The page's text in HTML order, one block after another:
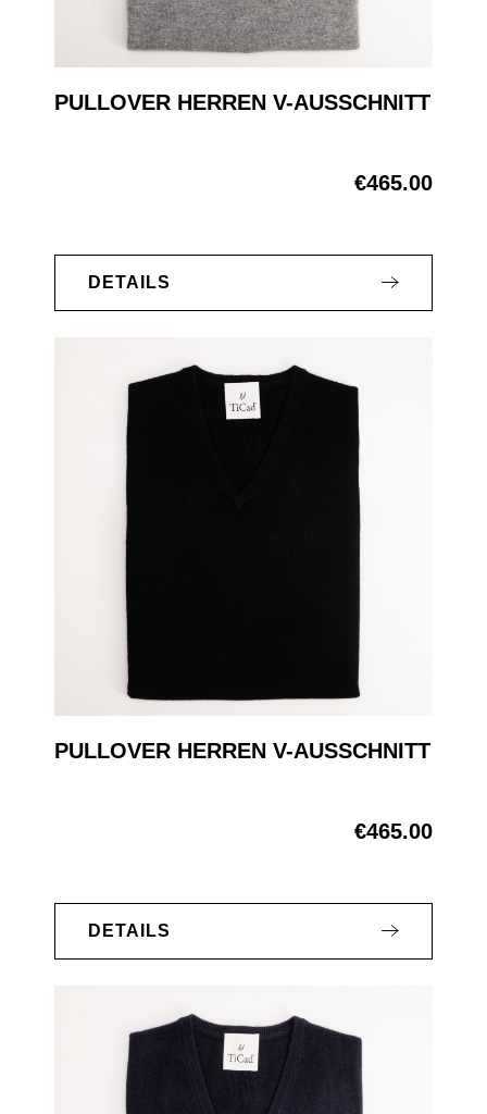
PULLOVER HERREN V-AUSSCHNITT
€465.00
DETAILS
PULLOVER HERREN V-AUSSCHNITT
€465.00
DETAILS